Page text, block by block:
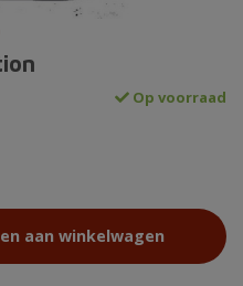
Op voorraad
aan winkelwagen